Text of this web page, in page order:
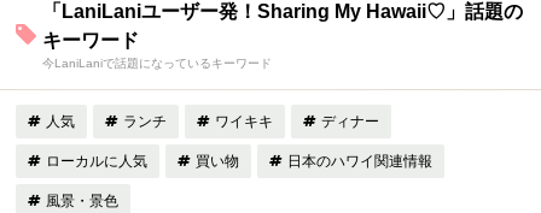
「LaniLaniユーザー発！Sharing My Hawaii♡」話題の
キーワード
今LaniLaniで話題になっているキーワード
人気 ランチ ワイキキ ディナー
ローカルに人気 買い物 日本のハワイ関連情報
風景・景色